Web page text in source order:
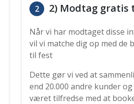
2 2) Modtag gratis
Når vi har modtaget disse
vil vi matche dig op med de
til fest
Dette gør vi ved at
end 20.000 andre kunder
været tilfredse med at